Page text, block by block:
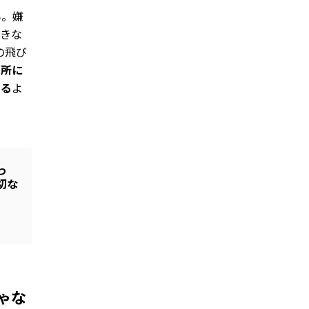
嫌
な
飛び
に
よ
な
な